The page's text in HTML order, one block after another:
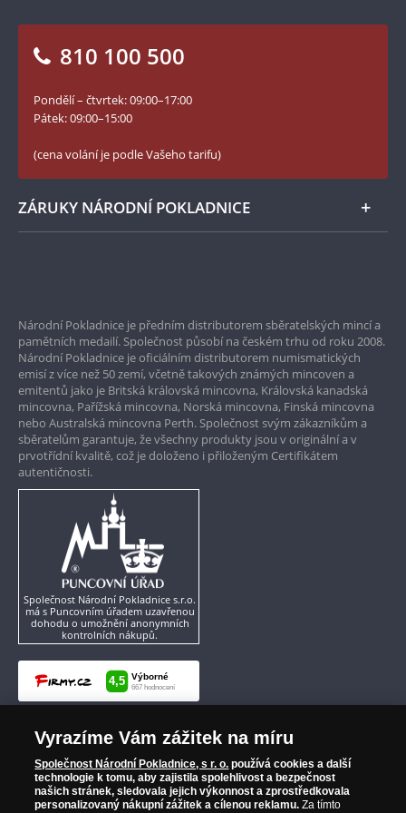
Numismatické novinky
Blog Pokladnice mincí
Facebook Národní Pokladnice
Twitter Národní Pokladnice
LinkedIn Národní Pokladnice
Instagram Národní Pokladnice
810 100 500
Pondělí – čtvrtek: 09:00–17:00
Pátek: 09:00–15:00
(cena volání je podle Vašeho tarifu)
ZÁRUKY NÁRODNÍ POKLADNICE
Garance nejvyšší kvality
Pouze originální produkty
Národní Pokladnice je předním distributorem sběratelských mincí a
pamětních medailí. Společnost působí na českém trhu od roku 2008.
Národní Pokladnice je oficiálním distributorem numismatických
emisí z více než 50 zemí, včetně takových známých mincoven a
emitentů jako je Britská královská mincovna, Královská kanadská
mincovna, Pařížská mincovna, Norská mincovna, Finská mincovna
nebo Australská mincovna Perth. Společnost svým zákazníkům a
sběratelům garantuje, že všechny produkty jsou v originální a v
prvotřídní kvalitě, což je doloženo i přiloženým Certifikátem
autentičnosti.
Společnost Národní Pokladnice s.r.o.
má s Puncovním úřadem uzavřenou
dohodu o umožnění anonymních
kontrolních nákupů.
Vyrazíme Vám zážitek na míru
Společnost Národní Pokladnice, s r. o. používá cookies a další
technologie k tomu, aby zajistila spolehlivost a bezpečnost
našich stránek, sledovala jejich výkonnost a zprostředkovala
personalizovaný nákupní zážitek a cílenou reklamu. Za tímto